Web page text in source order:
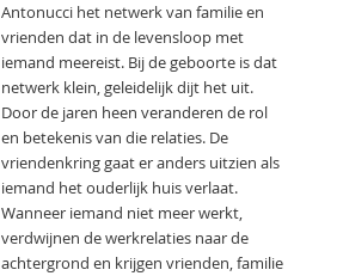
Antonucci het netwerk van familie en
vrienden dat in de levensloop met
iemand meereist. Bij de geboorte is dat
netwerk klein, geleidelijk dijt het uit.
Door de jaren heen veranderen de rol
en betekenis van die relaties. De
vriendenkring gaat er anders uitzien als
iemand het ouderlijk huis verlaat.
Wanneer iemand niet meer werkt,
verdwijnen de werkrelaties naar de
achtergrond en krijgen vrienden, familie